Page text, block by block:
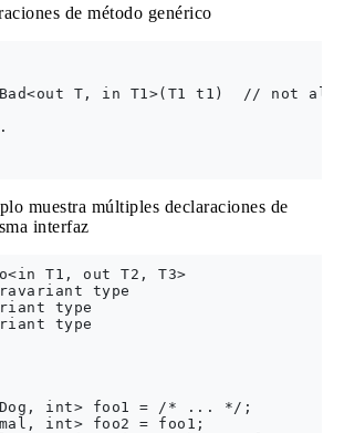
de método genérico
T, in T1>(T1 t1)  // not
muestra múltiples declaraciones de
interfaz
T1, out T2, T3>
type
type
type
Dog, int> foo1 = /* ... */;
int> foo2 = foo1;